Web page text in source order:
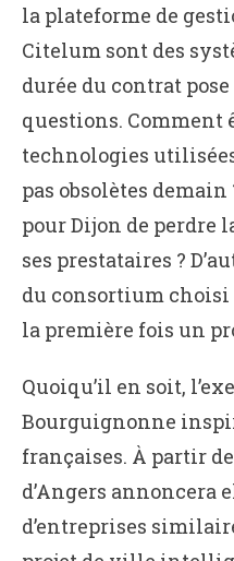
la plateforme de
Citelum sont des
durée du contrat
questions. Comment
technologies
pas obsolètes
pour Dijon de perdre
ses prestataires ?
du consortium
la première fois un
Quoiqu’il en soit,
Bourguignonne
françaises. À partir
d’Angers annoncera
d’entreprises